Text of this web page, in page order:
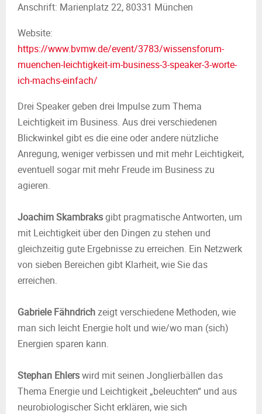
Anschrift: Marienplatz 22, 80331 München
Website:
https://www.bvmw.de/event/3783/wissensforum-
muenchen-leichtigkeit-im-business-3-speaker-3-worte-
ich-machs-einfach/
Drei Speaker geben drei Impulse zum Thema
Leichtigkeit im Business. Aus drei verschiedenen
Blickwinkel gibt es die eine oder andere nützliche
Anregung, weniger verbissen und mit mehr Leichtigkeit,
eventuell sogar mit mehr Freude im Business zu
agieren.
Joachim Skambraksgibt pragmatische Antworten, um
mit Leichtigkeit über den Dingen zu stehen und
gleichzeitig gute Ergebnisse zu erreichen. Ein Netzwerk
von sieben Bereichen gibt Klarheit, wie Sie das
erreichen.
Gabriele Fähndrichzeigt verschiedene Methoden, wie
man sich leicht Energie holt und wie/wo man (sich)
Energien sparen kann.
Stephan Ehlerswird mit seinen Jonglierbällen das
Thema Energie und Leichtigkeit „beleuchten“ und aus
neurobiologischer Sicht erklären, wie sich